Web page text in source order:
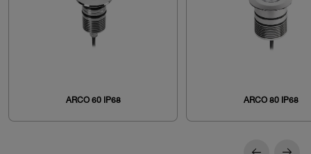
ARCO 60 IP68 ARCO 80 IP68